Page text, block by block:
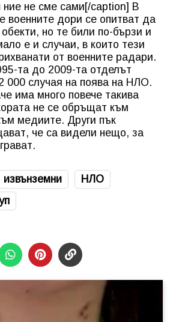
не сме сами[/caption] В
военните дори се опитват да
но те били по-бързи и
е и случаи, в които тези
от военните радари.
та до 2009-та отделът
000 случая на поява на НЛО.
има много повече такива
не се обръщат към
медиите. Други пък
че са видели нещо, за
извънземни
НЛО